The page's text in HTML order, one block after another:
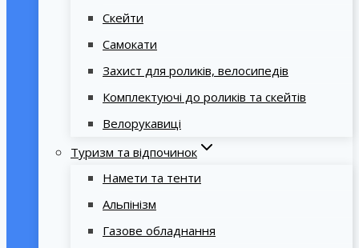
Скейти
Самокати
Захист для роликів, велосипедів
Комплектуючі до роликів та скейтів
Велорукавиці
Туризм та відпочинок
Намети та тенти
Альпінізм
Газове обладнання